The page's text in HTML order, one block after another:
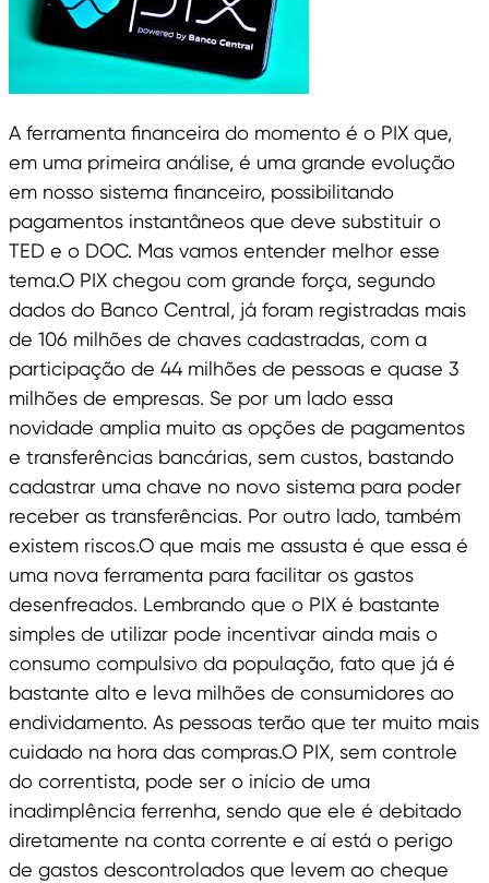
A ferramenta financeira do momento é o PIX que,
em uma primeira análise, é uma grande evolução
em nosso sistema financeiro, possibilitando
pagamentos instantâneos que deve substituir o
TED e o DOC. Mas vamos entender melhor esse
tema.O PIX chegou com grande força, segundo
dados do Banco Central, já foram registradas mais
de 106 milhões de chaves cadastradas, com a
participação de 44 milhões de pessoas e quase 3
milhões de empresas. Se por um lado essa
novidade amplia muito as opções de pagamentos
e transferências bancárias, sem custos, bastando
cadastrar uma chave no novo sistema para poder
receber as transferências. Por outro lado, também
existem riscos.O que mais me assusta é que essa é
uma nova ferramenta para facilitar os gastos
desenfreados. Lembrando que o PIX é bastante
simples de utilizar pode incentivar ainda mais o
consumo compulsivo da população, fato que já é
bastante alto e leva milhões de consumidores ao
endividamento. As pessoas terão que ter muito mais
cuidado na hora das compras.O PIX, sem controle
do correntista, pode ser o início de uma
inadimplência ferrenha, sendo que ele é debitado
diretamente na conta corrente e aí está o perigo
de gastos descontrolados que levem ao cheque